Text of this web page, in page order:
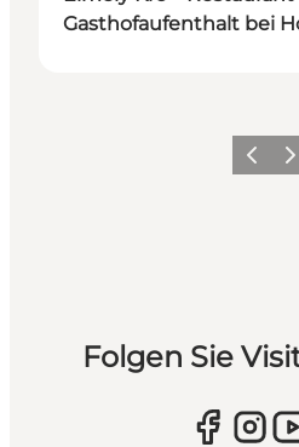
Gasthofaufenthalt bei
Folgen Sie